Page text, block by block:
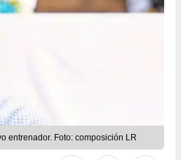
entrenador. Foto: composición LR